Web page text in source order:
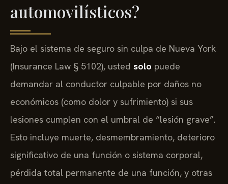
automovilísticos?
Bajo el sistema de seguro sin culpa de Nueva York
(Insurance Law § 5102), usted solo puede
demandar al conductor culpable por daños no
económicos (como dolor y sufrimiento) si sus
lesiones cumplen con el umbral de “lesión grave”.
Esto incluye muerte, desmembramiento, deterioro
significativo de una función o sistema corporal,
pérdida total permanente de una función, y otras